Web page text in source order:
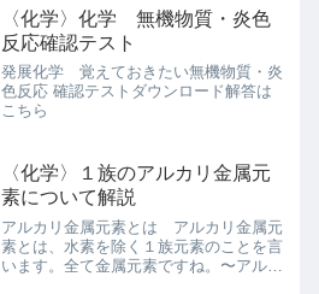
元素〜ベリリウムBe・マグネシウム
Mg・カルシウムCa・スト...
〈化学〉化学 無機物質・炎色
反応確認テスト
発展化学 覚えておきたい無機物質・炎
色反応 確認テストダウンロード解答は
こちら
〈化学〉１族のアルカリ金属元
素について解説
アルカリ金属元素とは アルカリ金属元
素とは、水素を除く１族元素のことを言
います。全て金属元素ですね。〜アルカ